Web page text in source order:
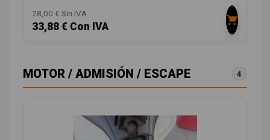
28,00 € Sin IVA
33,88 € Con IVA
MOTOR / ADMISIÓN / ESCAPE 4